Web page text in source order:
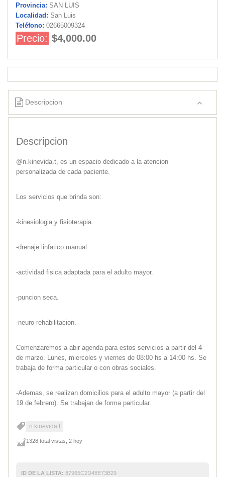
Provincia: SAN LUIS
Localidad: San Luis
Teléfono: 02665009324
Precio: $4,000.00
Descripcion
Descripcion
@n.kinevida.t, es un espacio dedicado a la atencion
personalizada de cada paciente.
Los servicios que brinda son:
-kinesiologia y fisioterapia.
-drenaje linfatico manual.
-actividad fisica adaptada para el adulto mayor.
-puncion seca.
-neuro-rehabilitacion.
Comenzaremos a abir agenda para estos servicios a partir del 4
de marzo. Lunes, miercoles y viernes de 08:00 hs a 14:00 hs. Se
trabaja de forma particular o con obras sociales.
-Ademas, se realizan domicilios para el adulto mayor (a partir del
19 de febrero). Se trabajan de forma particular.
n.kinevida.t
1328 total vistas, 2 hoy
ID DE LA LISTA: 87965C2D48E73B29